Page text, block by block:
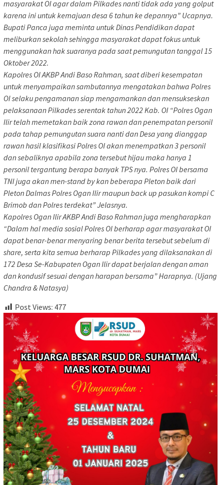
masyarakat OI agar dalam Pilkades nanti tidak ada yang golput
karena ini untuk kemajuan desa 6 tahun ke depannya” Ucapnya.
Bupati Panca juga meminta untuk Dinas Pendidikan dapat
meliburkan sekolah sehingga masyarakat dapat fokus untuk
menggunakan hak suaranya pada saat pemungutan tanggal 15
Oktober 2022.
Kapolres OI AKBP Andi Baso Rahman, saat diberi kesempatan
untuk menyampaikan sambutannya mengatakan bahwa Polres
OI selaku pengamanan siap mengamankan dan mensukseskan
pelaksanaan Pilkades serentak tahun 2022 Kab. OI “Polres Ogan
Ilir telah memetakan baik zona rawan dan penempatan personil
pada tahap pemungutan suara nanti dan Desa yang dianggap
rawan hasil klasifikasi Polres OI akan menempatkan 3 personil
dan sebaliknya apabila zona tersebut hijau maka hanya 1
personil tergantung berapa banyak TPS nya. Polres OI bersama
TNI juga akan men-stand by kan beberapa Pleton baik dari
Pleton Dalmas Polres Ogan Ilir maupun back up pasukan kompi C
Brimob dan Polres terdekat” Jelasnya.
Kapolres Ogan Ilir AKBP Andi Baso Rahman juga mengharapkan
“Dalam hal media sosial Polres OI berharap agar masyarakat OI
dapat benar-benar menyaring benar berita tersebut sebelum di
share, serta kita semua berharap Pilkades yang dilaksanakan di
172 Desa Se-Kabupaten Ogan Ilir dapat berjalan dengan aman
dan kondusif sesuai dengan harapan bersama” Harapnya. (Ujang
Chandra & Natasya)
Post Views: 477